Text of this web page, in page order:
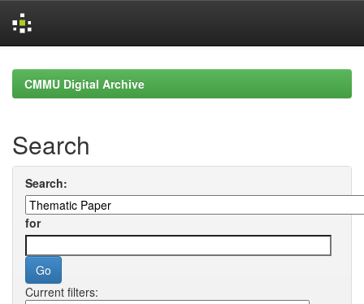
navigationCMMU Digital Archive
Search
Search:
for
Current filters: